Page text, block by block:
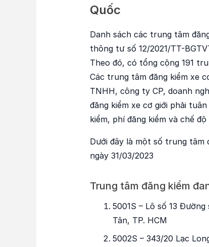
Quốc
Danh sách các trung tâm
thông tư số 12/2021/TT-
Theo đó, có tổng cộng 191
Các trung tâm đăng kiểm xe
TNHH, công ty CP, doanh
đăng kiểm xe cơ giới phải
kiểm, phí đăng kiểm và chế
Dưới đây là một số trung tâm
ngày 31/03/2023
Trung tâm đăng kiểm
5001S – Lô số 13
Tân, TP. HCM
5002S – 343/20 Lạc